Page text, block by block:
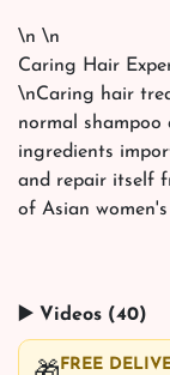
\n \n
Caring Hair
\nCaring hair
normal
ingredients
and repair itself
of Asian
▶️ Videos (40)
FREE